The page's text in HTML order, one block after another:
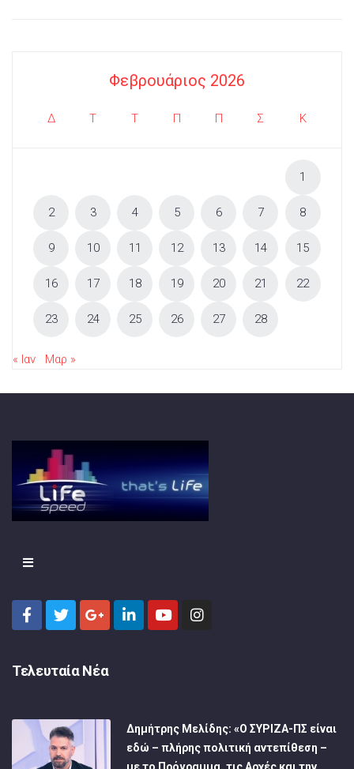
Φεβρουάριος 2026
Δ Τ Τ Π Π Σ Κ
1
2 3 4 5 6 7 8
9 10 11 12 13 14 15
16 17 18 19 20 21 22
23 24 25 26 27 28
« Ιαν Μαρ »
Τελευταία Νέα
Δημήτρης Μελίδης: «Ο ΣΥΡΙΖΑ-ΠΣ είναι
εδώ – πλήρης πολιτική αντεπίθεση –
με το Πρόγραμμα, τις Αρχές και την